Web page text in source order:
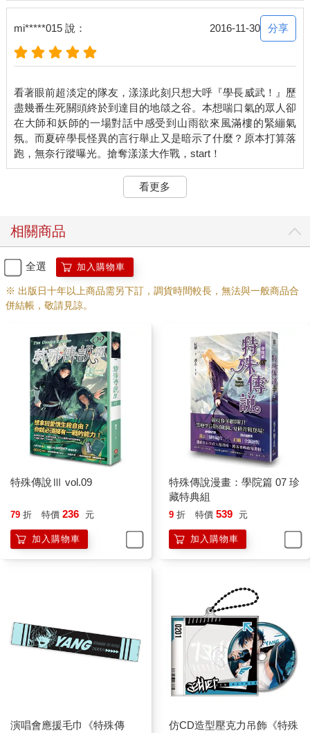
我愣了下，連忙禮貌性向他鞠了個躬，然後移到夏碎學長身後。
「阿法帝斯。」夏碎學長回了禮，「燄之谷應該明白我們出現在
這裡的用意。」
「如果您不是與造成我少主重大傷害的一族同行，或許燄之谷會
以更盛大的方式歡迎您的到來。」以前被學長轟出去過的阿法帝
幸好夏碎學長在這邊，不然他搞不好一出陣法就會衝過來把我打
一頓，然後掛上去和布袋娃娃配一雙。
「如果不是與冰炎搭檔多年，我也無法確定燄之谷只是純粹遷怒
呢。」夏碎學長露出微笑，相當自然地回應對方：「就像他也知
道很多事情並非妖師一族的錯，但還是會出腳踹我們的學弟。」
……學長原來你經常巴我踹我不是因為單純腦殘嗎！
阿法帝斯冷笑了聲：「請兩位隨我來吧。」
我懷著各種複雜的心情，默默跟上夏碎學長的腳步，一起踏進那
個好像快燒起來的火焰色陣法裡。
「吾王為了準備將到之事，正在閉關，少主等人離開後的事情還
未傳遞給他，但我想王應該已經知道了。」周圍開始轉為另外一
處深山樹林景色時，阿法帝斯再度開口：「公會的人來查問過，
我們認為藥師寺少主差不多也該來了，所以便在外頭等待您。」
「勞煩了。」夏碎學長也很客氣地回應。
果然就像剛才所說的，燄之谷就會知道啊……我看著他們兩個，
開始覺得會被圍毆的可能大概只有我了，燄之谷對夏碎學長還滿
有禮貌的，按照剛剛的模式來看，也許接下來我會被各種想遷怒
的人圍毆。
應該不會在這裡被活活打死吧。
糟糕，不安了！
「放心，即使遷怒，也不會將少主的朋友給打死。」阿法帝斯嗤
了聲，踏出陣法朝前走去，「最多全殘。」
總覺得這人在鄙視我的時候語氣倒是和學長稍微有點像啊！
我摸摸又出賣我想法的臉，然後往臉頰拍兩下，連忙跟上前面兩
人的腳步。
長得不一樣的樹林裡轉來轉去，並沒有真的看見叫作谷的地形。
我好奇地左右張望，這片樹林又是另一種氣候會有的樣子。
「這裡是山外防禦村。」阿法帝斯回頭看了我一眼，可能是看在
學長的面子上才帶著些許嫌惡的語氣開口：「雖然經過幾次遷
移，但我們不會將防護落下，每遷移到新住處就會在周圍山脈建
立許多環繞在主山外的防禦村，防止外來入侵者，經過特定的路
線才能連接到燄之谷山體。」
稍微又走了段，果然看見一座小村子的入口。原本我以為可能是
類似遠望者那種游牧駐所，隨時可以拔營離開，但沒想到看見的
是蓋在森林裡的小村莊，戶數還不少，而且來往村人有些看起來
不像是武士或戰士，就是超級一般的村民模樣，成人、小孩都
超純樸的小村莊……如果不要看入口同樣吊死一隻凸眼睛的晴天
mi*****015 說： 2016-11-30 分享
看著眼前超淡定的隊友，漾漾此刻只想大呼『學長威武！』歷
盡幾番生死關頭終於到達目的地燄之谷。本想喘口氣的眾人卻
在大師和妖師的一場對話中感受到山雨欲來風滿樓的緊繃氣
氛。而夏碎學長怪異的言行舉止又是暗示了什麼？原本打算落
看更多
相關商品
全選 加入購物車
※ 出版日十年以上商品需另下訂，調貨時間較長，無法與一般商品合
併結帳，敬請見諒。
特殊傳說Ⅲ vol.09
79 折 特價 236 元
加入購物車
特殊傳說漫畫：學院篇 07 珍
藏特典組
9 折 特價 539 元
加入購物車
演唱會應援毛巾《特殊傳 仿CD造型壓克力吊飾《特殊